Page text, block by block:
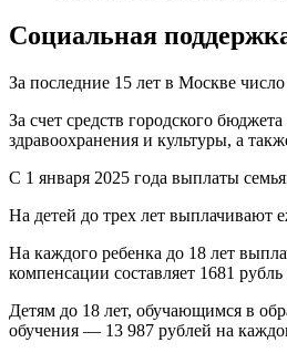
Социальная
За последние 15 лет в Москве
За счет средств городского
здравоохранения и культуры, а
С 1 января 2025 года выплаты
На детей до трех лет выплачивают
На каждого ребенка до 18 лет
компенсации составляет 1681
Детям до 18 лет, обучающимся в
обучения — 13 987 рублей на